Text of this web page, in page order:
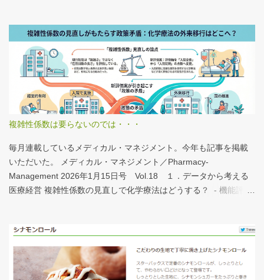
は、医業情報ダイジェストの記事をお読みください！なのだが、
分析結果の一例は下のグラフ。 病床機能報告（2023年度報告）を
基に作成 ※救急救命士の人数は常勤・非常勤（常勤換算）の合
計。人数が0人の施設は集計に含まない この施設は何人いるんだろ
う？、あの施設は何人だろう？と見てみるだけでも十分興味深い
が、上のグラフのような情報が頭に入っていると、比較整理しや
する。立派な建物がある。武蔵国府の国司館（こくしのたち）を
復元したものだ。写真だけでは、大きさが分かりづらいはずだ。
今月訪れた武蔵国府跡 実際には10分の1サイズの模型なので、そ
れほど大きくない。人が一緒に写っている新聞記事（ （まちの記
憶）武蔵国府跡 東京都府中市：朝日新聞デジタル ）を見れば、
い。平均値で見ても情報は十分でないかもしれない。しかし、ヒ
ストグラムなどをあわせて見れば、相対的なポジションが分かり
やすい。朝日新聞の記事は、人が一緒に写っているので大きさを
把握しやすい。 そういえば、大きさ比較でタバコの箱を横に並べ
複雑性係数は要らないのでは・・・
毎月連載しているメディカル・マネジメント。今年も記事を掲載
いただいた。 メディカル・マネジメント／Pharmacy-
Management 2026年1月15日号 Vol.18 １．データから考える
医療経営 複雑性係数の見直しで化学療法はどうする？ - 機能評価
は微妙だ・・・と言い続けて10数年、ようやく見直されるよう
だ。ただ、その見直し内容も微妙では？？？というのが記事の主
旨。 AIにまとめさせるとこんな感じ。 日頃、各方面から「話が長
い」と言われているので、自分が話すよりAIが話した方がよいと